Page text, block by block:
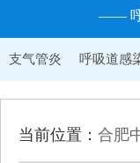
——
支气管炎 呼吸道感
当前位置： 合肥